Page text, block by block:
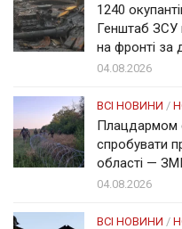
1240
Генштаб ЗСУ
на фронті за
04.08.2026
ВСІ НОВИНИ /
Плацдармом
спробувати
області — ЗМІ
04.08.2026
ВСІ НОВИНИ /